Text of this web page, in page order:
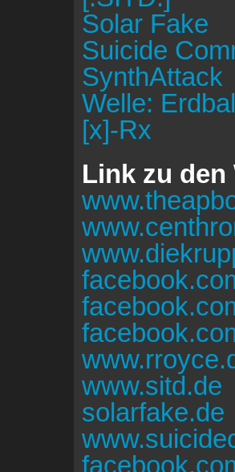
Solar Fake
Suicide
SynthAttack
Welle:
[x]-Rx
Link zu den
www.sitd.de
solarfake.de